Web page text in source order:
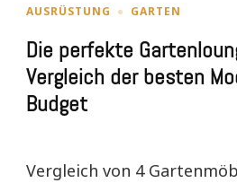
AUSRÜSTUNG GARTEN
Die perfekte
Vergleich der besten
Budget
Vergleich von 4